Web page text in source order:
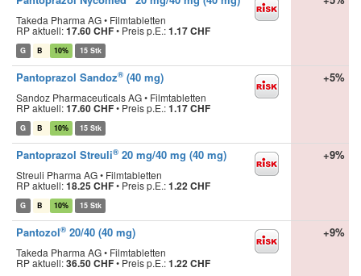
Takeda Pharma AG • Filmtabletten
RP aktuell:17.60 CHF• Preis p.E.:1.17 CHF
G B 10% 15 Stk
Pantoprazol Sandoz® (40 mg)
Sandoz Pharmaceuticals AG • Filmtabletten
RP aktuell:17.60 CHF• Preis p.E.:1.17 CHF
G B 10% 15 Stk
+5%
Pantoprazol Streuli® 20 mg/40 mg (40 mg)
Streuli Pharma AG • Filmtabletten
RP aktuell:18.25 CHF• Preis p.E.:1.22 CHF
G B 10% 15 Stk
+9%
Pantozol® 20/40 (40 mg)
Takeda Pharma AG • Filmtabletten
RP aktuell:36.50 CHF• Preis p.E.:1.22 CHF
+9%